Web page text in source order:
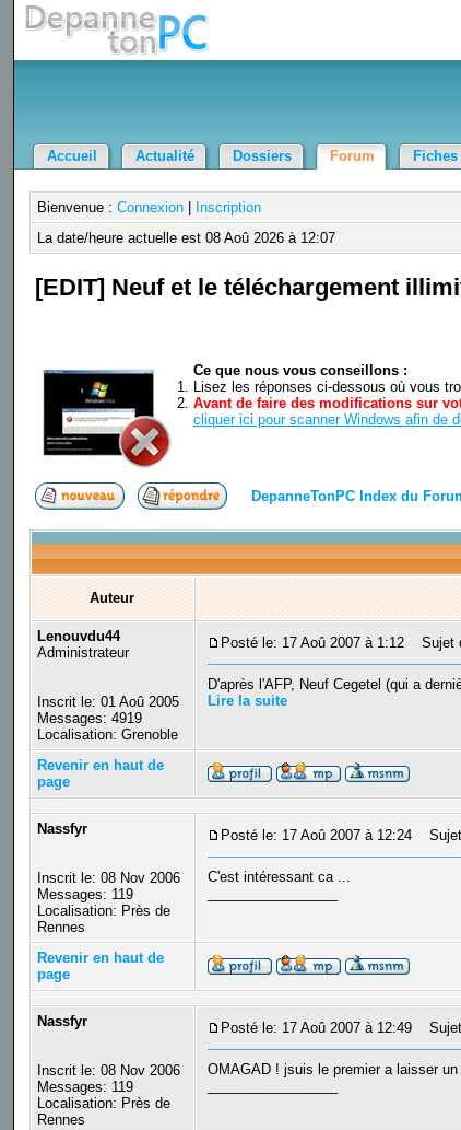
Accueil Actualité Dossiers Forum
Bienvenue : Connexion|
Inscription
La date/heure actuelle est 08 Aoû 2026 à 12:07
[EDIT] Neuf et le téléchargement
Ce que nous vous conseillons :
Lisez les réponses ci-dessous où vous
Avant de faire des modifications sur
cliquer ici pour scanner Windows afin de
DepanneTonPC Index du
Auteur
Lenouvdu44
Administrateur
Inscrit le: 01 Aoû 2005
Messages: 4919
Localisation: Grenoble
Posté le: 17 Aoû 2007 à 1:12 Sujet
D'après l'AFP, Neuf Cegetel (qui a
Lire la suite
Revenir en haut de
page
Nassfyr
Inscrit le: 08 Nov 2006
Messages: 119
Localisation: Près de
Rennes
Posté le: 17 Aoû 2007 à 12:24 Sujet
C'est intéressant ca ...
Revenir en haut de
page
Nassfyr
Inscrit le: 08 Nov 2006
Messages: 119
Localisation: Près de
Rennes
Posté le: 17 Aoû 2007 à 12:49 Sujet
OMAGAD ! jsuis le premier a laisser